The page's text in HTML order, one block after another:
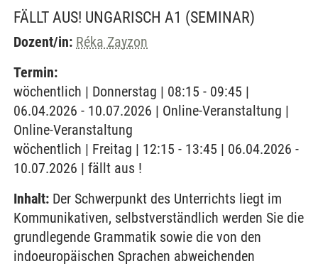
FÄLLT AUS! UNGARISCH A1 (SEMINAR)
Dozent/in: Réka Zayzon
Termin:
wöchentlich | Donnerstag | 08:15 - 09:45 |
06.04.2026 - 10.07.2026 | Online-Veranstaltung |
Online-Veranstaltung
wöchentlich | Freitag | 12:15 - 13:45 | 06.04.2026 -
10.07.2026 | fällt aus !
Inhalt: Der Schwerpunkt des Unterrichts liegt im
Kommunikativen, selbstverständlich werden Sie die
grundlegende Grammatik sowie die von den
indoeuropäischen Sprachen abweichenden